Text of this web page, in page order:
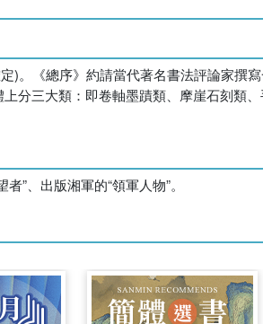
)。《總序》約請當代著名書法評論家撰
分三大類：即卷軸墨蹟類、摩崖石刻類
”、出版湘軍的“領軍人物”。